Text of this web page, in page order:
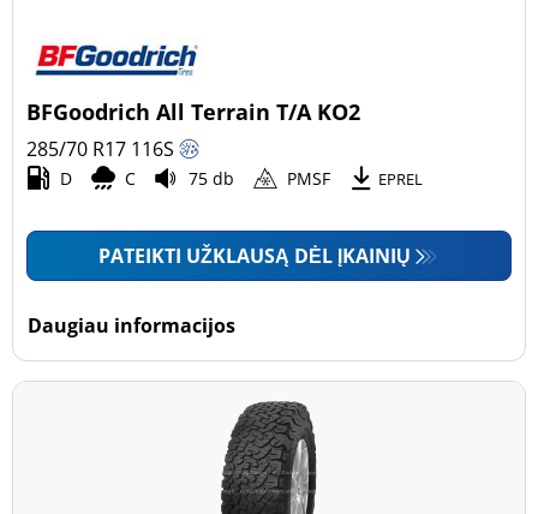
Lengvasis automobilis (0)
Mažas sunkvežimis (0)
Motociklas (0)
Padanga sustiprintomis sienelėmis
BFGoodrich All Terrain T/A KO2
285/70 R17 116S
D C 75 db PMSF EPREL
PATEIKTI UŽKLAUSĄ DĖL ĮKAINIŲ
Daugiau informacijos